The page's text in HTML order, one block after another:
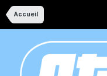
Accueil